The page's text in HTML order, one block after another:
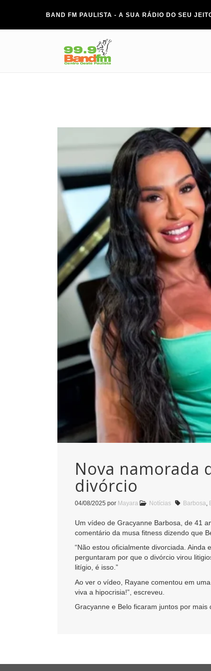
BAND FM PAULISTA - A SUA RÁDIO DO SEU
Nova namorada
divórcio
04/08/2025 por Mayara Notícias Barbosa,
Um vídeo de Gracyanne Barbosa, de 41
comentário da musa fitness dizendo que
“Não estou oficialmente divorciada.
perguntaram por que o divórcio virou
litígio, é isso.”
Ao ver o vídeo, Rayane comentou em
viva a hipocrisia!”, escreveu.
Gracyanne e Belo ficaram juntos por